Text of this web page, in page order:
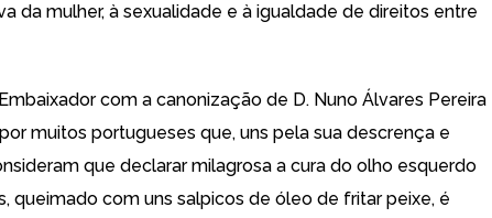
da mulher, à sexualidade e à igualdade de direitos entre
com a canonização de D. Nuno Álvares Pereira
muitos portugueses que, uns pela sua descrença e
que declarar milagrosa a cura do olho esquerdo
queimado com uns salpicos de óleo de fritar peixe, é